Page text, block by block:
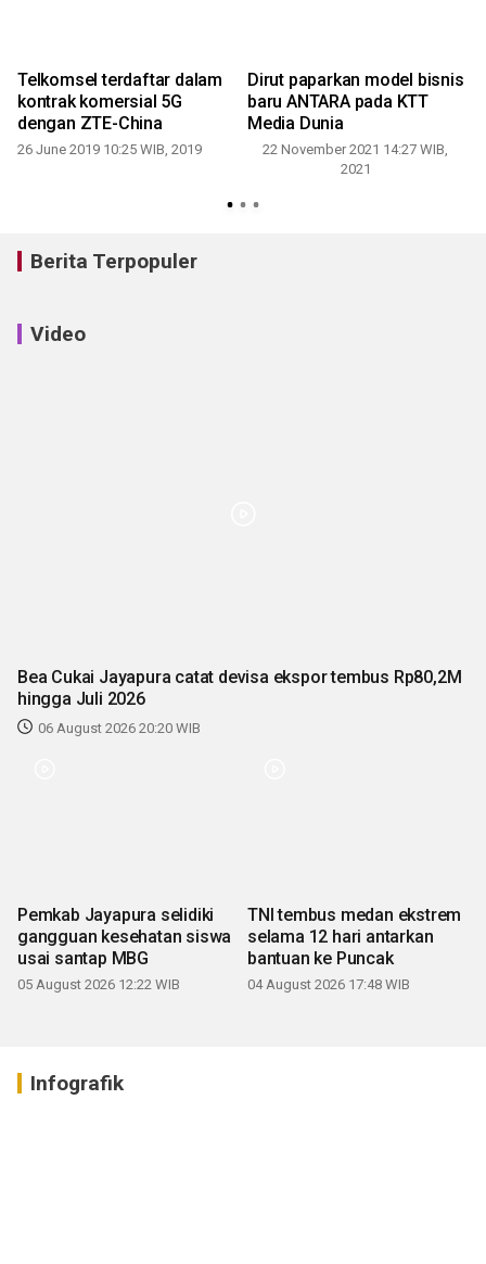
Telkomsel terdaftar dalam
kontrak komersial 5G
dengan ZTE-China
26 June 2019 10:25 WIB, 2019
Dirut paparkan model bisnis
baru ANTARA pada KTT
Media Dunia
22 November 2021 14:27 WIB,
2021
Berita Terpopuler
Video
Bea Cukai Jayapura catat devisa ekspor tembus Rp80,2M
hingga Juli 2026
06 August 2026 20:20 WIB
Pemkab Jayapura selidiki
gangguan kesehatan siswa
usai santap MBG
05 August 2026 12:22 WIB
TNI tembus medan ekstrem
selama 12 hari antarkan
bantuan ke Puncak
04 August 2026 17:48 WIB
Infografik